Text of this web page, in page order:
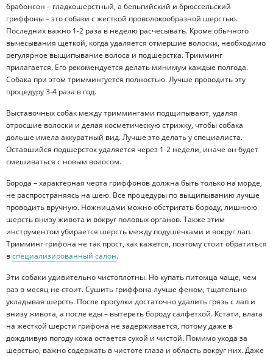
брабонсон – гладкошерстный, а бельгийский и брюссельский
гриффоны – это собаки с жесткой проволокообразной шерстью.
Последних важно 1-2 раза в неделю расчесывать. Кроме обычного
вычесывания щеткой, когда удаляется отмершие волоски, необходимо
регулярное выщипывание волоса и подшерстка. Тримминг
прилагается. Его рекомендуется делать минимум каждые полгода.
Собака при этом триммингуется полностью. Лучше проводить эту
процедуру 3-4 раза в год.
Выставочных собак между триммингами подщипывают, удаляя
отросшие волоски и делая косметическую стрижку, чтобы собака
дольше имела аккуратный вид. Лучше это делать у специалиста.
Оставшийся подшерсток удаляется через 1-2 недели, иначе он будет
смешиваться с новым волосом.
Борода – характерная черта гриффонов должна быть только на морде,
не распространяясь на шею. Все процедуры по выщипыванию лучше
проводить вручную. Ножницами можно обстригать бороду, лишнюю
шерсть внизу живота и вокруг половых органов. Также этим
инструментом убирается шерсть между подушечками и вокруг лап.
Тримминг грифона не так прост, как кажется, поэтому стоит обратиться
вспециализированный салон.
Эти собаки удивительно чистоплотны. Но купать питомца чаще, чем
раз в месяц не стоит. Сушить гриффона лучше феном, тщательно
укладывая шерсть. После прогулки достаточно удалить грязь с лап и
внизу живота, а после еды – вытереть бороду салфеткой. Кстати, влага
на жесткой шерсти грифона не задерживается, потому даже в
дождливую погоду кожа остается сухой и чистой. Помимо ухода за
шерстью, важно содержать в чистоте глаза и область вокруг них. Даже